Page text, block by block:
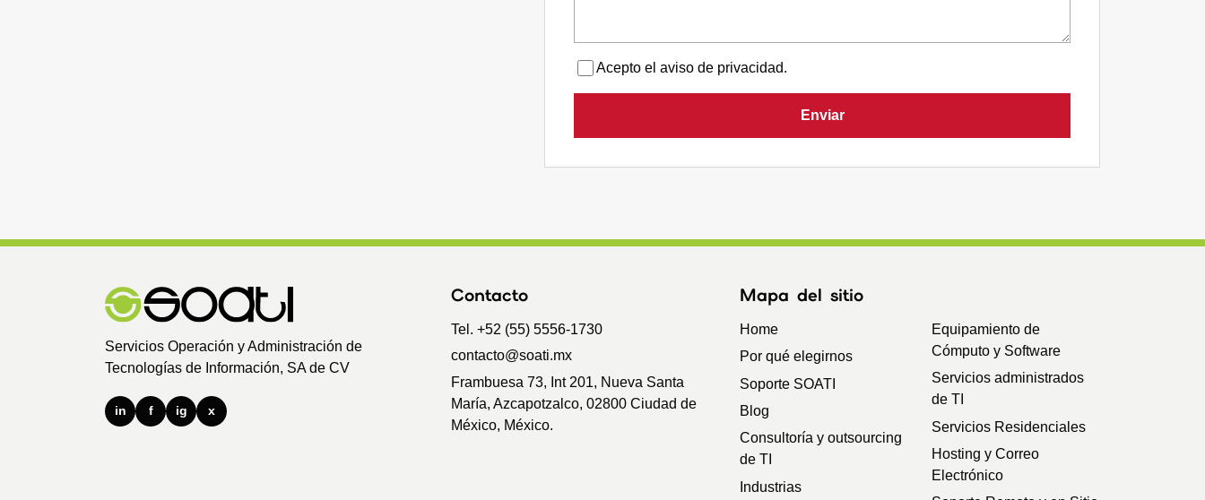
Acepto el aviso de privacidad.
Enviar
Servicios Operación y Administración de
Tecnologías de Información, SA de CV
in f ig x
Contacto
Tel. +52 (55) 5556-1730
contacto@soati.mx
Frambuesa 73, Int 201, Nueva Santa
María, Azcapotzalco, 02800 Ciudad de
México, México.
Mapa del sitio
Home
Por qué elegirnos
Soporte SOATI
Blog
Consultoría y outsourcing
de TI
Industrias
Equipamiento de
Cómputo y Software
Servicios administrados
de TI
Servicios Residenciales
Hosting y Correo
Electrónico